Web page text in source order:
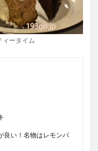
ィータイム
い！名物はレモンパ